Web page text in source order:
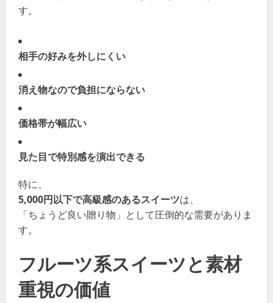
す。
相手の好みを外しにくい
消え物なので負担にならない
価格帯が幅広い
見た目で特別感を演出できる
特に、
5,000円以下で高級感のあるスイーツは、
「ちょうど良い贈り物」として圧倒的な需要がありま
す。
フルーツ系スイーツと素材
重視の価値